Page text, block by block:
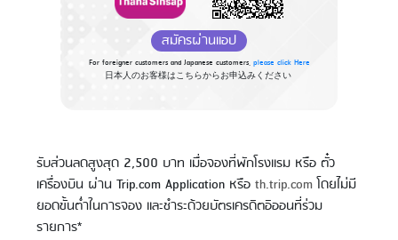
สมัครผ่านแอป
For foreigner customers and Japanese customers, please click Here
日本人のお客様はこちらからお申込みください
รับส่วนลดสูงสุด 2,500 บาท เมื่อจองที่พักโรงแรม หรือ ตั๋ว
เครื่องบิน ผ่าน Trip.com Application หรือ th.trip.comโดยไม่มี
ยอดขั้นต่ำในการจอง และชำระด้วยบัตรเครดิตอิออนที่ร่วม
รายการ*